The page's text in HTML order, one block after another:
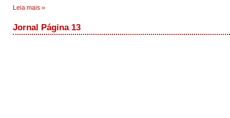
Leia mais »
Jornal Página 13